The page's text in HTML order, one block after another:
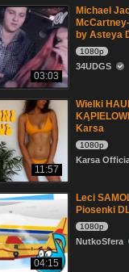
03:03
Michael
by Asteya
1080p
34UDGS
11:57
Wielki
Karsa
1080p
Karsa
04:15
Leci
Piosenki
1080p
NutkoSfera